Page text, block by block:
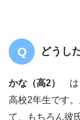
どうし
かな（高2）
は
高校2年生です
て、もちろん彼